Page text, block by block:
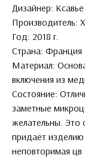
Дизайнер:
Производитель:
Год: 2018 г.
Страна: Франция
Материал:
включения из
Состояние:
заметные
желательны. Это
придаёт
неповторимая цв